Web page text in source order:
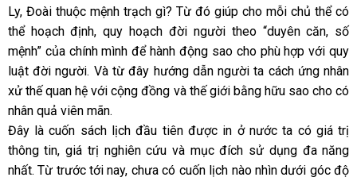
Ly, Đoài thuộc mệnh trạch gì? Từ đó giúp cho mỗi chủ thể có
thể hoạch định, quy hoạch đời người theo “duyên căn, số
mệnh” của chính mình để hành động sao cho phù hợp với quy
luật đời người. Và từ đây hướng dẫn người ta cách ứng nhân
xử thế quan hệ với cộng đồng và thế giới bằng hữu sao cho có
nhân quả viên mãn.
Đây là cuốn sách lịch đầu tiên được in ở nước ta có giá trị
thông tin, giá trị nghiên cứu và mục đích sử dụng đa năng
nhất. Từ trước tới nay, chưa có cuốn lịch nào nhìn dưới góc độ